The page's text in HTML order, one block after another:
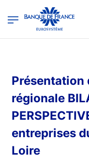
Banque de France -
Présentation
régionale
entreprises
Loire